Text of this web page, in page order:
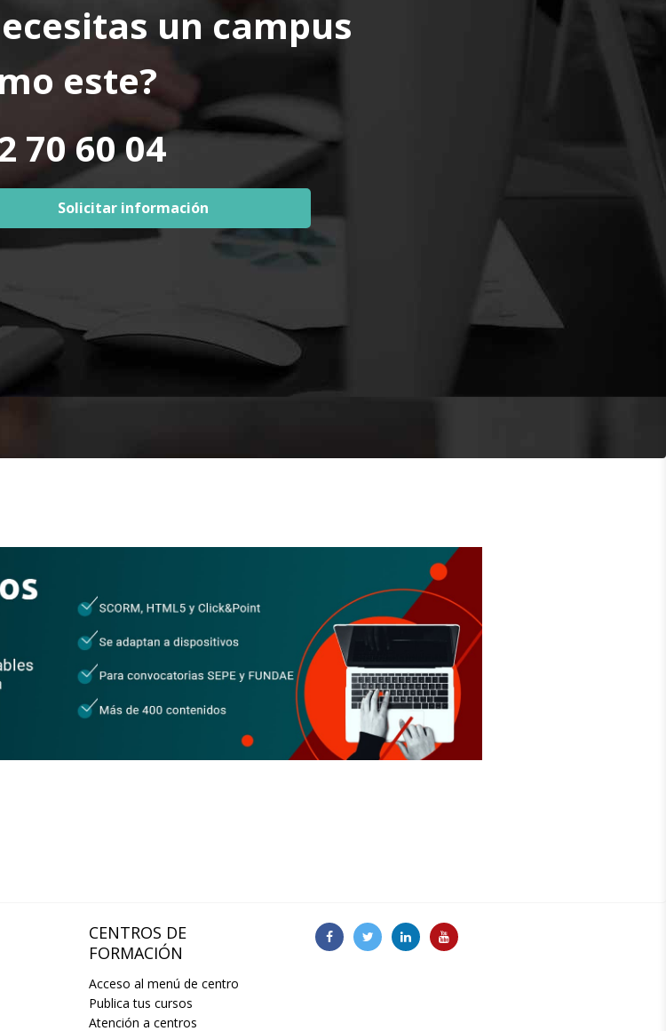
un campus
este?
70 60 04
Solicitar información
CENTROS DE
FORMACIÓN
Acceso al menú de centro
Publica tus cursos
Atención a centros